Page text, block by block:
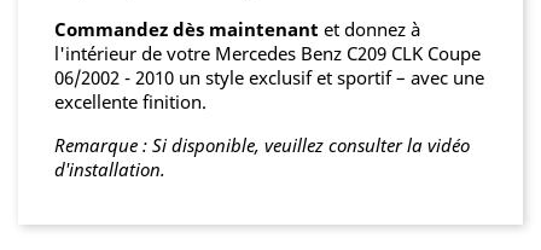
Commandez dès maintenant et donnez à
l'intérieur de votre Mercedes Benz C209 CLK Coupe
06/2002 - 2010 un style exclusif et sportif – avec une
excellente finition.
Remarque : Si disponible, veuillez consulter la vidéo
d'installation.